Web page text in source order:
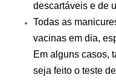
descartáveis e de
Todas as
vacinas em dia,
Em alguns casos,
seja feito o teste